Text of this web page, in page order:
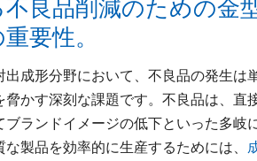
良品削減のための金
要性。
出成形分野において、不良品の発生は
かす深刻な課題です。不良品は、直
ブランドイメージの低下といった多岐
製品を効率的に生産するためには、